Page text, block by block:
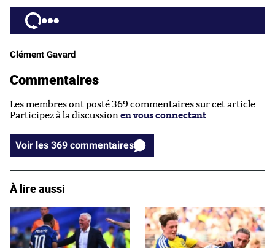
Clément Gavard
Commentaires
Les membres ont posté 369 commentaires sur cet article.
Participez à la discussion en vous connectant
Voir les 369 commentaires
À lire aussi